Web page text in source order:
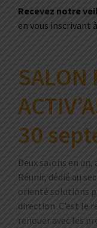
Recevez notre
en vous inscrivant
SALON
30
Deux salons en
Réunir, dédié au
orienté solutions
direction. C’est le
renouer avec les